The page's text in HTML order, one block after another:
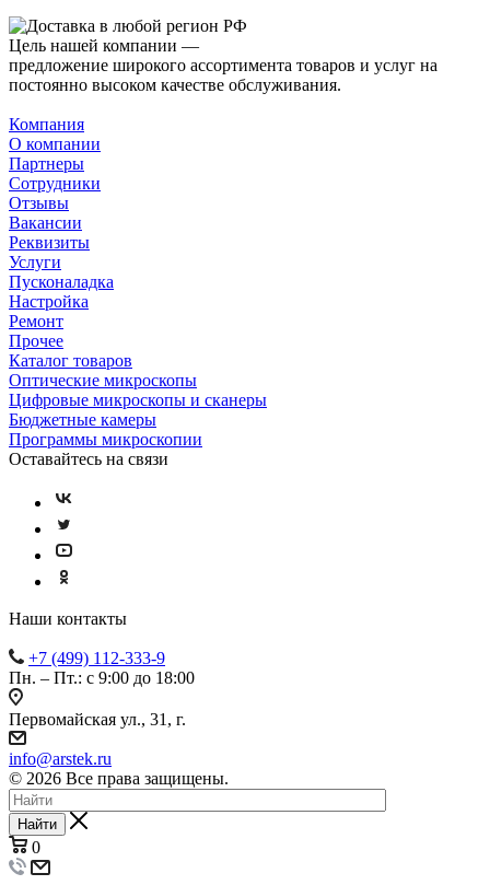
Цель нашей компании —
предложение широкого ассортимента товаров и услуг на
постоянно высоком качестве обслуживания.
Компания
О компании
Партнеры
Сотрудники
Отзывы
Вакансии
Реквизиты
Услуги
Пусконаладка
Настройка
Ремонт
Прочее
Каталог товаров
Оптические микроскопы
Цифровые микроскопы и сканеры
Бюджетные камеры
Программы микроскопии
Оставайтесь на связи
Наши контакты
+7 (499) 112-333-9
Пн. – Пт.: с 9:00 до 18:00
Первомайская ул., 31, г.
info@arstek.ru
© 2026 Все права защищены.
Найти
0